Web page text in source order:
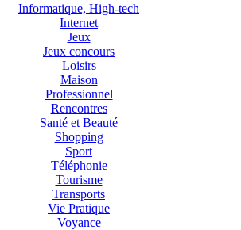
Informatique, High-tech
Internet
Jeux
Jeux concours
Loisirs
Maison
Professionnel
Rencontres
Santé et Beauté
Shopping
Sport
Téléphonie
Tourisme
Transports
Vie Pratique
Voyance